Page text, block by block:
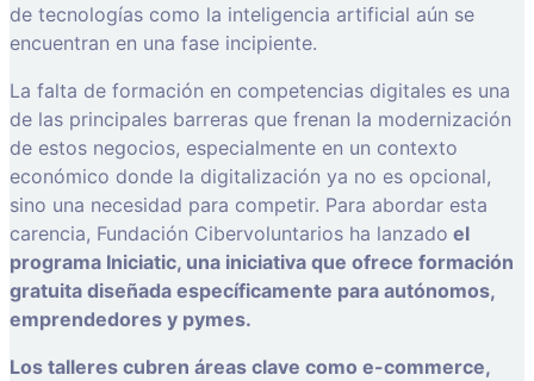
de tecnologías como la inteligencia artificial aún se
encuentran en una fase incipiente.
La falta de formación en competencias digitales es una
de las principales barreras que frenan la modernización
de estos negocios, especialmente en un contexto
económico donde la digitalización ya no es opcional,
sino una necesidad para competir. Para abordar esta
carencia, Fundación Cibervoluntarios ha lanzado el
programa Iniciatic, una iniciativa que ofrece formación
gratuita diseñada específicamente para autónomos,
emprendedores y pymes.
Los talleres cubren áreas clave como e-commerce,